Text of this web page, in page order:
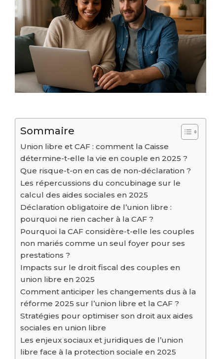
Sommaire
Union libre et CAF : comment la Caisse
détermine-t-elle la vie en couple en 2025 ?
Que risque-t-on en cas de non-déclaration ?
Les répercussions du concubinage sur le
calcul des aides sociales en 2025
Déclaration obligatoire de l’union libre :
pourquoi ne rien cacher à la CAF ?
Pourquoi la CAF considère-t-elle les couples
non mariés comme un seul foyer pour ses
prestations ?
Impacts sur le droit fiscal des couples en
union libre en 2025
Comment anticiper les changements dus à la
réforme 2025 sur l’union libre et la CAF ?
Stratégies pour optimiser son droit aux aides
sociales en union libre
Les enjeux sociaux et juridiques de l’union
libre face à la protection sociale en 2025